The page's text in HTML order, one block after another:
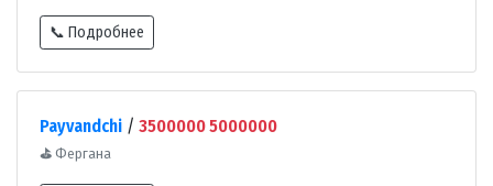
📞 Подробнее
Payvandchi / 3500000 5000000
⛳ Фергана